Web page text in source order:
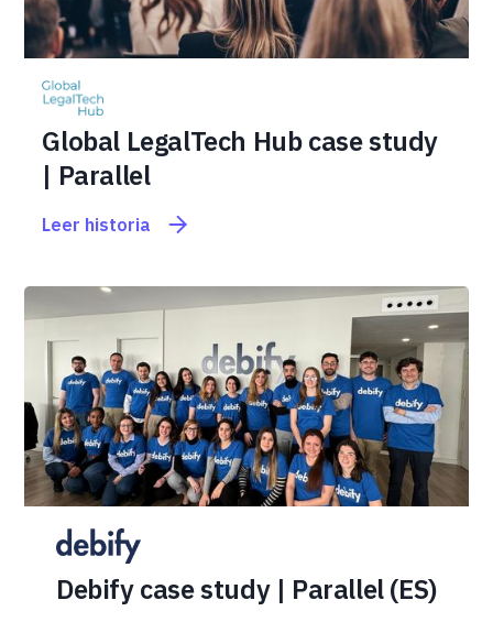
Global LegalTech Hub case study
| Parallel
Leer historia
Debify case study | Parallel (ES)